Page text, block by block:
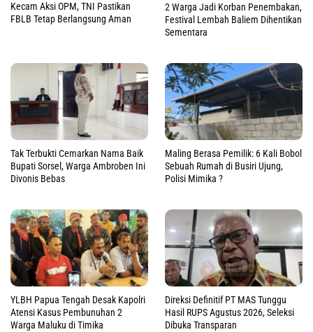
Kecam Aksi OPM, TNI Pastikan
FBLB Tetap Berlangsung Aman
2 Warga Jadi Korban Penembakan,
Festival Lembah Baliem Dihentikan
Sementara
Tak Terbukti Cemarkan Nama Baik
Bupati Sorsel, Warga Ambroben Ini
Divonis Bebas
Maling Berasa Pemilik: 6 Kali Bobol
Sebuah Rumah di Busiri Ujung,
Polisi Mimika ?
YLBH Papua Tengah Desak Kapolri
Atensi Kasus Pembunuhan 2
Warga Maluku di Timika
Direksi Definitif PT MAS Tunggu
Hasil RUPS Agustus 2026, Seleksi
Dibuka Transparan